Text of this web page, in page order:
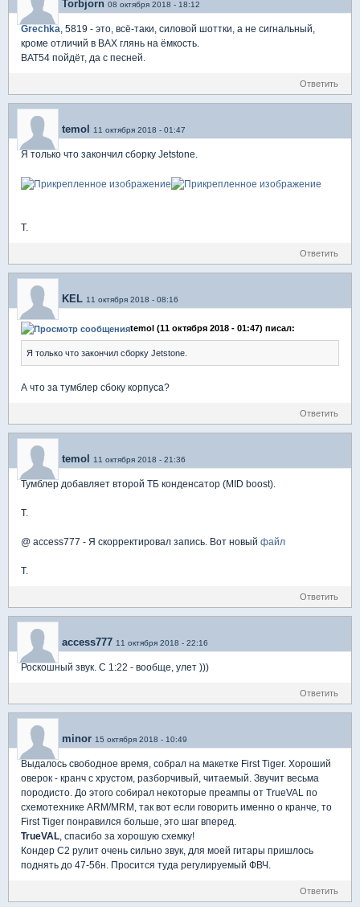
Torbjorn 08 октября 2018 - 18:12
Grechka, 5819 - это, всё-таки, силовой шоттки, а не сигнальный,
кроме отличий в ВАХ глянь на ёмкость.
BAT54 пойдёт, да с песней.
Ответить
temol 11 октября 2018 - 01:47
Я только что закончил сборку Jetstone.
T.
Ответить
KEL 11 октября 2018 - 08:16
temol (11 октября 2018 - 01:47) писал:
Я только что закончил сборку Jetstone.
А что за тумблер сбоку корпуса?
Ответить
temol 11 октября 2018 - 21:36
Тумблер добавляет второй TБ конденсатор (MID boost).
T.
@ access777 - Я скорректировал запись. Вот новый файл
T.
Ответить
access777 11 октября 2018 - 22:16
Роскошный звук. С 1:22 - вообще, улет )))
Ответить
minor 15 октября 2018 - 10:49
Выдалось свободное время, собрал на макетке First Tiger. Хороший
оверок - кранч с хрустом, разборчивый, читаемый. Звучит весьма
породисто. До этого собирал некоторые преампы от TrueVAL по
схемотехнике ARM/MRM, так вот если говорить именно о кранче, то
First Tiger понравился больше, это шаг вперед.
TrueVAL, спасибо за хорошую схемку!
Кондер С2 рулит очень сильно звук, для моей гитары пришлось
поднять до 47-56н. Просится туда регулируемый ФВЧ.
Ответить